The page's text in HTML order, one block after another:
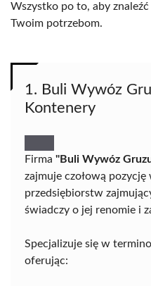
Wszystko po to, aby
Twoim potrzebom.
1. Buli Wywóz
Kontenery
Firma "Buli Wywóz
zajmuje czołową
przedsiębiorstw
świadczy o jej renomie i
Specjalizuje się w
oferując: